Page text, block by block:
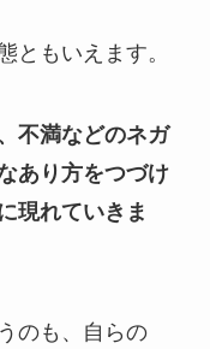
ともいえます。
不満などのネガ
あり方をつづけ
現れていきま
のも、自らの